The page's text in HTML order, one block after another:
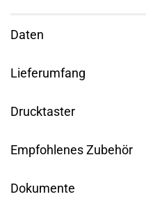
Daten
Lieferumfang
Drucktaster
Empfohlenes Zubehör
Dokumente